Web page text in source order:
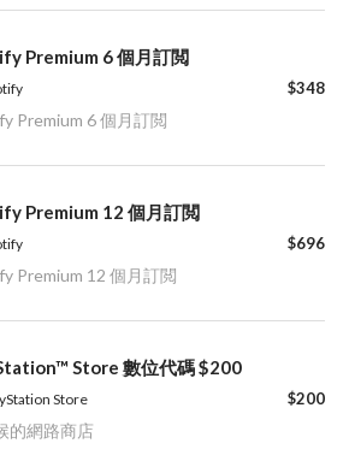
Premium 6 個月訂閲
$348
Premium 6 個月訂閲
Premium 12 個月訂閲
$696
Premium 12 個月訂閲
Store 數位代碼 $200
$200
Store
的網路商店